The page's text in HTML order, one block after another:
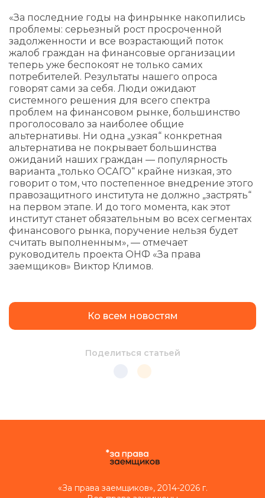
«За последние годы на финрынке накопились
проблемы: серьезный рост просроченной
задолженности и все возрастающий поток
жалоб граждан на финансовые организации
теперь уже беспокоят не только самих
потребителей. Результаты нашего опроса
говорят сами за себя. Люди ожидают
системного решения для всего спектра
проблем на финансовом рынке, большинство
проголосовало за наиболее общие
альтернативы. Ни одна „узкая“ конкретная
альтернатива не покрывает большинства
ожиданий наших граждан — популярность
варианта „только ОСАГО“ крайне низкая, это
говорит о том, что постепенное внедрение этого
правозащитного института не должно „застрять“
на первом этапе. И до того момента, как этот
институт станет обязательным во всех сегментах
финансового рынка, поручение нельзя будет
считать выполненным», — отмечает
руководитель проекта ОНФ «За права
заемщиков» Виктор Климов.
Ко всем новостям
Поделиться статьей
«За права заемщиков», 2014-2026 г.